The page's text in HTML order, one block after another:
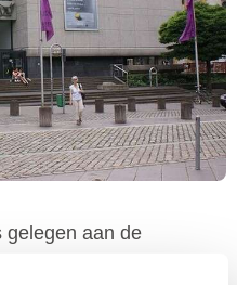
gelegen aan de
Kunstsammlung